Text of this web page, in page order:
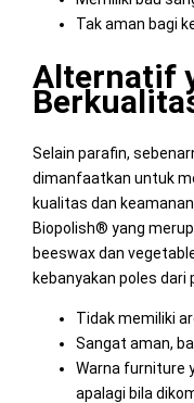
Tak aman bagi
Alternatif
Selain parafin,
dimanfaatkan untuk
kualitas dan
Biopolish® yang
beeswax dan
kebanyakan poles dari
Tidak memiliki
Sangat aman,
Warna furniture
apalagi bila